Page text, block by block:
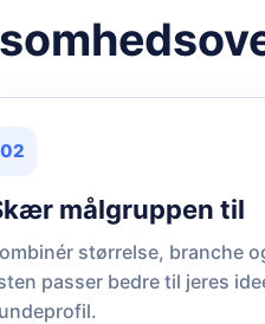
02
målgruppen til
størrelse, branche
passer bedre til jeres